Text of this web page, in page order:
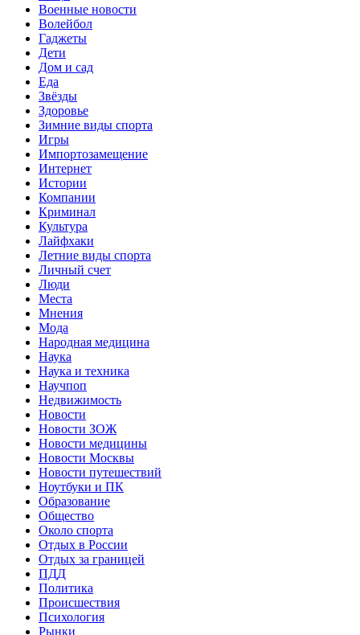
Военные новости
Волейбол
Гаджеты
Дети
Дом и сад
Еда
Звёзды
Здоровье
Зимние виды спорта
Игры
Импортозамещение
Интернет
Истории
Компании
Криминал
Культура
Лайфхаки
Летние виды спорта
Личный счет
Люди
Места
Мнения
Мода
Народная медицина
Наука
Наука и техника
Научпоп
Недвижимость
Новости
Новости ЗОЖ
Новости медицины
Новости Москвы
Новости путешествий
Ноутбуки и ПК
Образование
Общество
Около спорта
Отдых в России
Отдых за границей
ПДД
Политика
Происшествия
Психология
Рынки